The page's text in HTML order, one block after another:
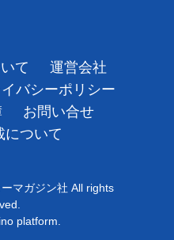
て
運営会社
バシーポリシー
お問い合せ
について
マガジン社 All rights
platform.